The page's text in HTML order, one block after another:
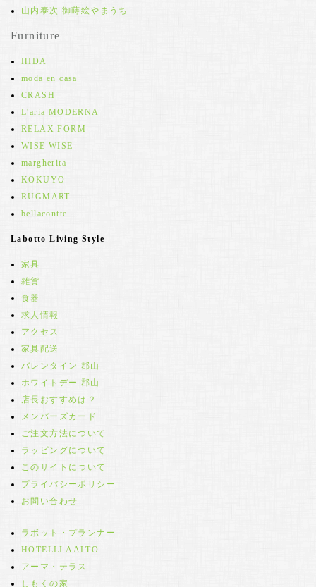
山内泰次 御蒔絵やまうち
Furniture
HIDA
moda en casa
CRASH
L'aria MODERNA
RELAX FORM
WISE WISE
margherita
KOKUYO
RUGMART
bellacontte
Labotto Living Style
家具
雑貨
食器
求人情報
アクセス
家具配送
バレンタイン 郡山
ホワイトデー 郡山
店長おすすめは？
メンバーズカード
ご注文方法について
ラッピングについて
このサイトについて
プライバシーポリシー
お問い合わせ
ラボット・プランナー
HOTELLI AALTO
アーマ・テラス
しもくの家